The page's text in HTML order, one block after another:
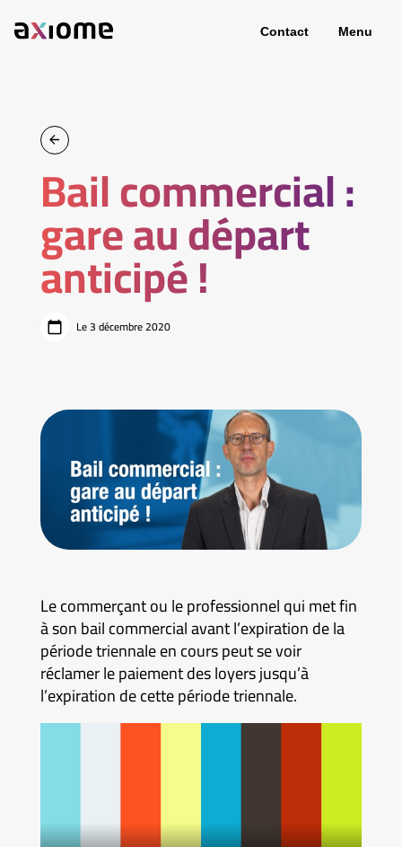
Contact Menu
Bail commercial :
gare au départ
anticipé !
Le 3 décembre 2020
Le commerçant ou le professionnel qui met fin
à son bail commercial avant l’expiration de la
période triennale en cours peut se voir
réclamer le paiement des loyers jusqu’à
l’expiration de cette période triennale.